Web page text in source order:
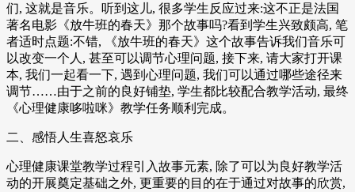
们, 这就是音乐。听到这儿, 很多学生反应过来:这不正是法国
著名电影《放牛班的春天》那个故事吗?看到学生兴致颇高, 笔
者适时点题:不错, 《放牛班的春天》这个故事告诉我们音乐可
以改变一个人, 甚至可以调节心理问题, 接下来, 请大家打开课
本, 我们一起看一下, 遇到心理问题, 我们可以通过哪些途径来
调节……由于之前的良好铺垫, 学生都比较配合教学活动, 最终
《心理健康哆啦咪》教学任务顺利完成。
二、感悟人生喜怒哀乐
心理健康课堂教学过程引入故事元素, 除了可以为良好教学活
动的开展奠定基础之外, 更重要的目的在于通过对故事的欣赏,